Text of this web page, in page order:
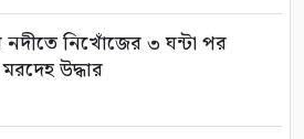
নদীতে নিখোঁজের ৩ ঘন্টা পর
উদ্ধার